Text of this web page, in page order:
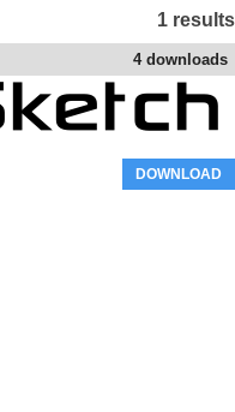
1 results
4 downloads
DOWNLOAD